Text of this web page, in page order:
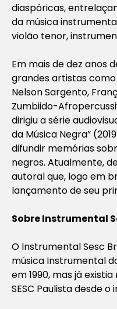
diaspóricas,
da música
violão tenor,
Em mais de dez anos
grandes artistas como
Nelson Sargento,
Zumbiido-
dirigiu a série
da Música Negra”
difundir memórias
negros. Atualmente,
autoral que, logo em
lançamento de seu
Sobre Instrumental
O Instrumental Sesc
música Instrumental
em 1990, mas já
SESC Paulista desde